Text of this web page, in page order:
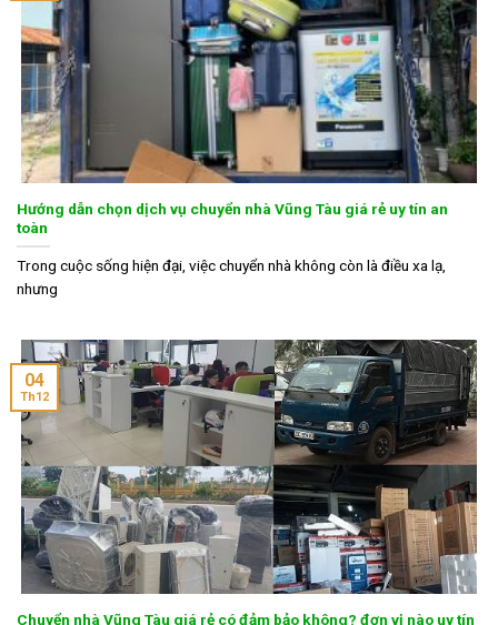
Hướng dẫn chọn dịch vụ chuyển nhà Vũng Tàu giá rẻ uy tín an
toàn
Trong cuộc sống hiện đại, việc chuyển nhà không còn là điều xa lạ,
nhưng
Chuyển nhà Vũng Tàu giá rẻ có đảm bảo không? đơn vị nào uy tín
04
Th12